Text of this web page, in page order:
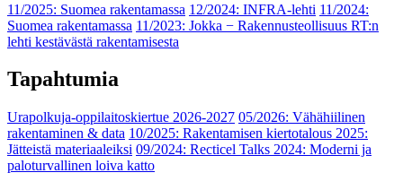
11/2025: Suomea rakentamassa 12/2024: INFRA-lehti 11/2024:
Suomea rakentamassa 11/2023: Jokka − Rakennusteollisuus RT:n
lehti kestävästä rakentamisesta
Tapahtumia
Urapolkuja-oppilaitoskiertue 2026-2027 05/2026: Vähähiilinen
rakentaminen & data 10/2025: Rakentamisen kiertotalous 2025:
Jätteistä materiaaleiksi 09/2024: Recticel Talks 2024: Moderni ja
paloturvallinen loiva katto